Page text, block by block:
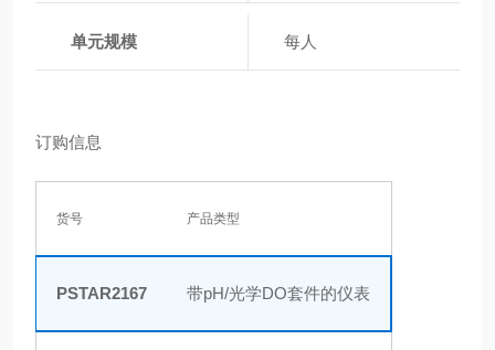
单元规模 每人
订购信息
货号 产品类型
PSTAR2167 带pH/光学DO套件的仪表